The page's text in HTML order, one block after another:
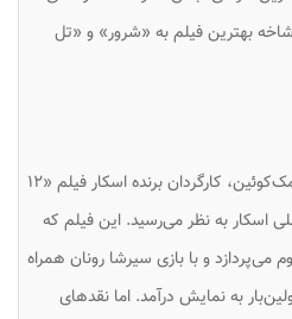
بهترین فیلم به «شرور» و «تل
فیلم «بلیتز» به کارگردانی استیو مک‌کوئین، کارگردان برنده اسکار فیلم «۱۲
اسکار به نظر می‌رسید. این فیلم که
می‌پردازد و با بازی سیرشا رونان همراه
به نمایش درآمد. اما نقدهای